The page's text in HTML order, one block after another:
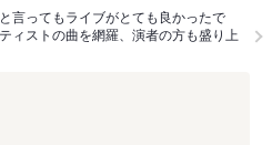
言ってもライブがとても良かったで
ィストの曲を網羅、演者の方も盛り上